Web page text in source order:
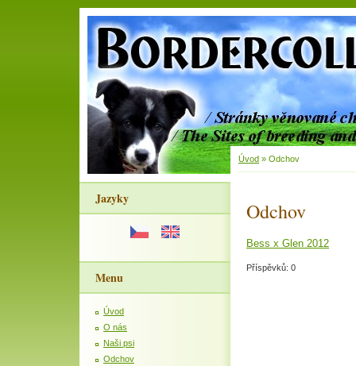
Jazyky
Menu
Úvod
O nás
Naši psi
Odchov
Úvod » Odchov
Odchov
Bess x Glen 2012
Příspěvků: 0